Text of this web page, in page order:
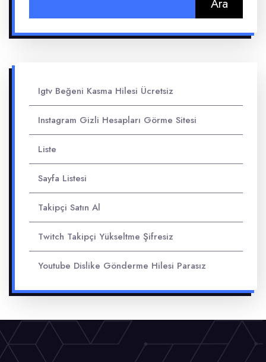
Igtv Beğeni Kasma Hilesi Ücretsiz
Instagram Gizli Hesapları Görme Sitesi
Liste
Sayfa Listesi
Takipçi Satın Al
Twitch Takipçi Yükseltme Şifresiz
Youtube Dislike Gönderme Hilesi Parasız